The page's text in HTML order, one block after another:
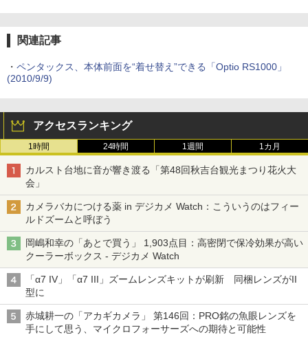
関連記事
・ ペンタックス、本体前面を“着せ替え”できる「Optio RS1000」
(2010/9/9)
アクセスランキング
1時間 24時間 1週間 1カ月
カルスト台地に音が響き渡る「第48回秋吉台観光まつり花火大
会」
カメラバカにつける薬 in デジカメ Watch：こういうのはフィー
ルドズームと呼ぼう
岡嶋和幸の「あとで買う」 1,903点目：高密閉で保冷効果が高い
クーラーボックス - デジカメ Watch
「α7 IV」「α7 III」ズームレンズキットが刷新 同梱レンズがII
型に
赤城耕一の「アカギカメラ」 第146回：PRO銘の魚眼レンズを
手にして思う、マイクロフォーサーズへの期待と可能性